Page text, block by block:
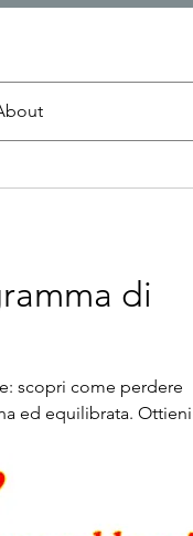
di
scopri come perdere
ed equilibrata.